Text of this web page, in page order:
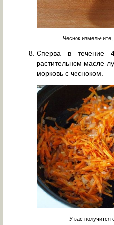
Чеснок
Сперва в течение
растительном масле
морковь с чесноком.
У вас получится